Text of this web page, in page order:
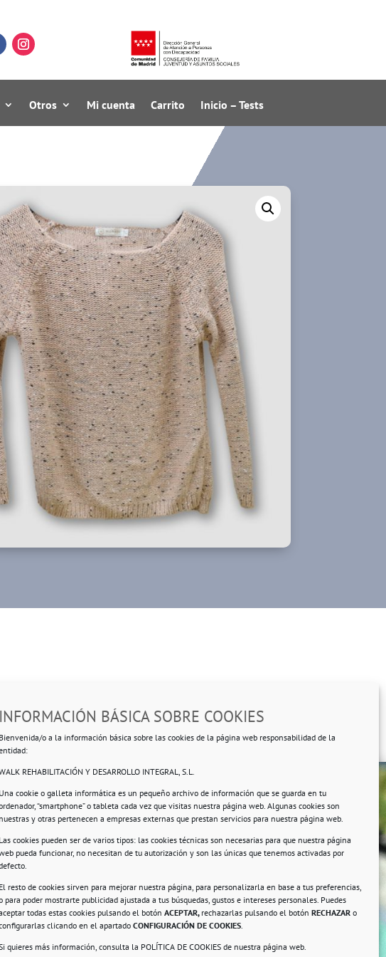
INFORMACIÓN BÁSICA SOBRE COOKIES
Bienvenida/o a la información básica sobre las cookies de la página web responsabilidad de la
REHABILITACIÓN Y DESARROLLO INTEGRAL, S.L.
Una cookie o galleta informática es un pequeño archivo de información que se guarda en tu
“smartphone” o tableta cada vez que visitas nuestra página web. Algunas cookies son
nuestras y otras pertenecen a empresas externas que prestan servicios para nuestra página web.
Las cookies pueden ser de varios tipos: las cookies técnicas son necesarias para que nuestra página
pueda funcionar, no necesitan de tu autorización y son las únicas que tenemos activadas por
El resto de cookies sirven para mejorar nuestra página, para personalizarla en base a tus preferencias,
para poder mostrarte publicidad ajustada a tus búsquedas, gustos e intereses personales. Puedes
todas estas cookies pulsando el botón ACEPTAR, rechazarlas pulsando el botón RECHAZAR o
clicando en el apartadoCONFIGURACIÓN DE COOKIES.
quieres más información, consulta la POLÍTICA DE COOKIES de nuestra página web.
Otros Mi cuenta Carrito Inicio – Tests
datos personales.